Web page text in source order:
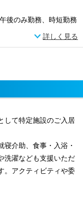
後のみ勤務、時短勤務
詳しく見る
して特定施設のご入居
寝介助、食事・入浴・
洗濯なども支援いただ
。アクティビティや委